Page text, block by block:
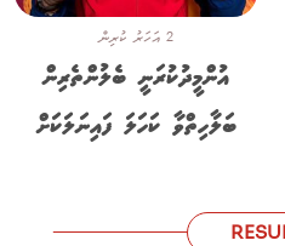
2 އަހަރު ކުރިން
އުންމީދުކުރަނީ ބެލުންތެރިން
ބަލާހިތްވާ ކަހަލަ ފައިނަލަކަށް